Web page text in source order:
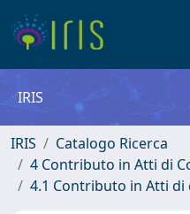
IRIS
IRIS
Catalogo Ricerca
4 Contributo in Atti di
4.1 Contributo in Atti di